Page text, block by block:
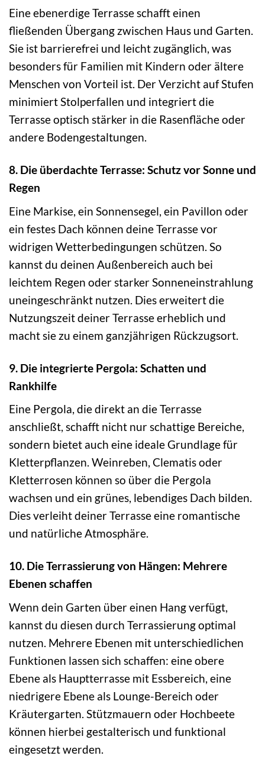
Eine ebenerdige Terrasse schafft einen
fließenden Übergang zwischen Haus und Garten.
Sie ist barrierefrei und leicht zugänglich, was
besonders für Familien mit Kindern oder ältere
Menschen von Vorteil ist. Der Verzicht auf Stufen
minimiert Stolperfallen und integriert die
Terrasse optisch stärker in die Rasenfläche oder
andere Bodengestaltungen.
8. Die überdachte Terrasse: Schutz vor Sonne und
Regen
Eine Markise, ein Sonnensegel, ein Pavillon oder
ein festes Dach können deine Terrasse vor
widrigen Wetterbedingungen schützen. So
kannst du deinen Außenbereich auch bei
leichtem Regen oder starker Sonneneinstrahlung
uneingeschränkt nutzen. Dies erweitert die
Nutzungszeit deiner Terrasse erheblich und
macht sie zu einem ganzjährigen Rückzugsort.
9. Die integrierte Pergola: Schatten und
Rankhilfe
Eine Pergola, die direkt an die Terrasse
anschließt, schafft nicht nur schattige Bereiche,
sondern bietet auch eine ideale Grundlage für
Kletterpflanzen. Weinreben, Clematis oder
Kletterrosen können so über die Pergola
wachsen und ein grünes, lebendiges Dach bilden.
Dies verleiht deiner Terrasse eine romantische
und natürliche Atmosphäre.
10. Die Terrassierung von Hängen: Mehrere
Ebenen schaffen
Wenn dein Garten über einen Hang verfügt,
kannst du diesen durch Terrassierung optimal
nutzen. Mehrere Ebenen mit unterschiedlichen
Funktionen lassen sich schaffen: eine obere
Ebene als Hauptterrasse mit Essbereich, eine
niedrigere Ebene als Lounge-Bereich oder
Kräutergarten. Stützmauern oder Hochbeete
können hierbei gestalterisch und funktional
eingesetzt werden.